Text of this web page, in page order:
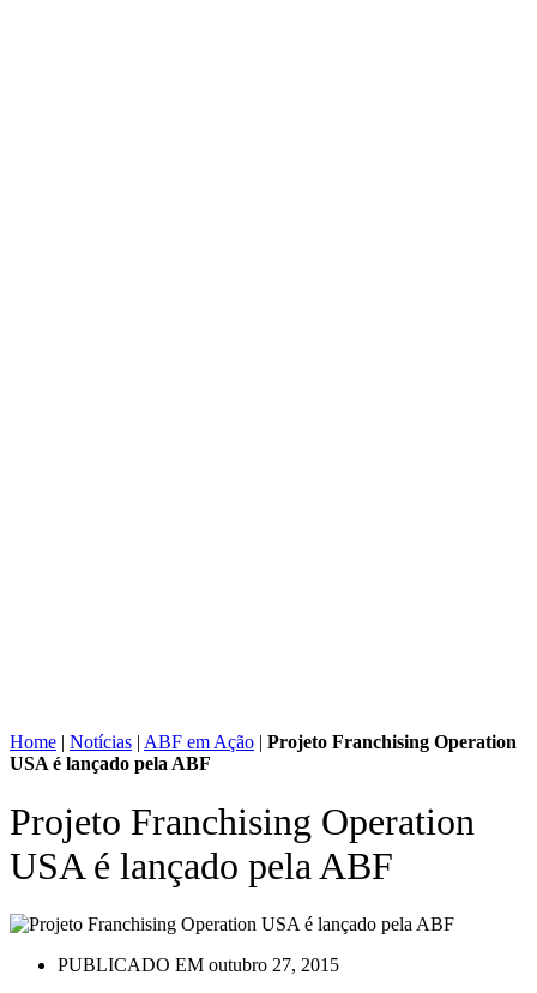
Home | Notícias | ABF em Ação | Projeto Franchising Operation
USA é lançado pela ABF
Projeto Franchising Operation
USA é lançado pela ABF
PUBLICADO EM outubro 27, 2015